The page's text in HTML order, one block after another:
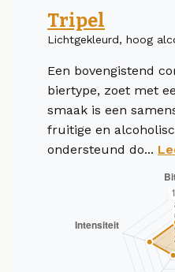
Tripel
Lichtgekleurd, hoog
Een bovengistend
biertype, zoet met
smaak is een
fruitige en
ondersteund do...